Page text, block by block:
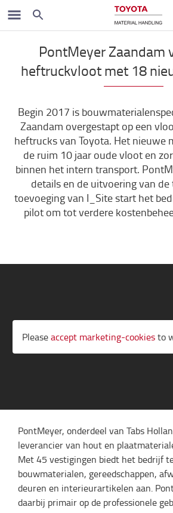
Klant cases
PontMeyer Zaandam
heftruckvloot met 18
Begin 2017 is
Zaandam overgestapt op een
heftrucks van Toyota. Het nieuwe
de ruim 10 jaar oude vloot en
binnen het intern transport.
details en de uitvoering van
toevoeging van I_Site start het
pilot om tot verdere
Pleaseaccept marketing-cookiesto
PontMeyer, onderdeel van Tabs
leverancier van hout en
Met 45 vestigingen biedt het bedrijf
bouwmaterialen, gereedschappen,
deuren en interieurartikelen aan.
daarbij primair op de professionele